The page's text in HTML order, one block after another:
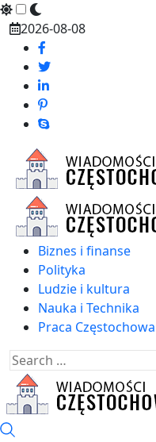
Skip
content
2026-08-08
Biznes i finanse
Polityka
Ludzie i kultura
Nauka i Technika
Praca Częstochowa